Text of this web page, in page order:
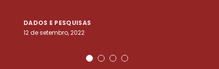
DADOS E PESQUISAS
12 de setembro, 2022